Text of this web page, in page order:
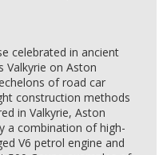
celebrated in ancient
Valkyrie on Aston
of road car
construction methods
in Valkyrie, Aston
a combination of high-
V6 petrol engine and